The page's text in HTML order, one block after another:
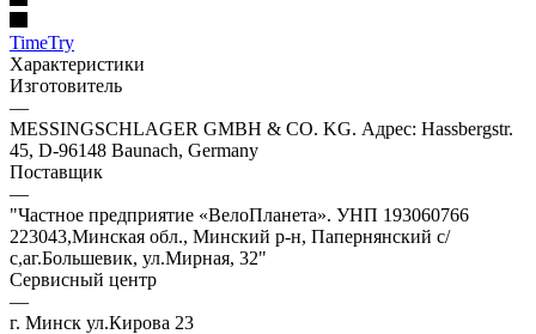
TimeTry
Характеристики
Изготовитель
—
MESSINGSCHLAGER GMBH & CO. KG. Адрес: Hassbergstr.
45, D-96148 Baunach, Germany
Поставщик
—
"Частное предприятие «ВелоПланета». УНП 193060766
223043,Минская обл., Минский р-н, Папернянский с/
с,аг.Большевик, ул.Мирная, 32"
Сервисный центр
—
г. Минск ул.Кирова 23